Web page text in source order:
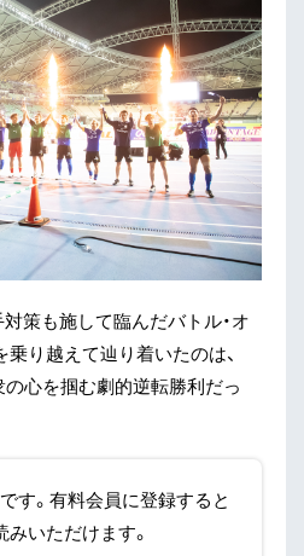
策も施して臨んだバトル・オ
乗り越えて辿り着いたのは、
の心を掴む劇的逆転勝利だっ
す。有料会員に登録すると
いただけます。